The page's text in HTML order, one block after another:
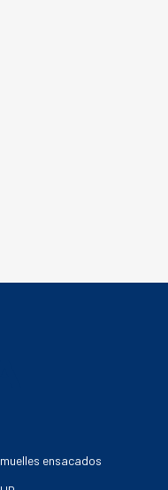
ensacados